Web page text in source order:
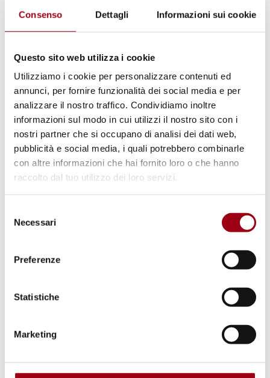
Consenso Dettagli Informazioni sui cookie
Questo sito web utilizza i cookie
Utilizziamo i cookie per personalizzare contenuti ed
annunci, per fornire funzionalità dei social media e per
analizzare il nostro traffico. Condividiamo inoltre
informazioni sul modo in cui utilizzi il nostro sito con i
nostri partner che si occupano di analisi dei dati web,
pubblicità e social media, i quali potrebbero combinarle
con altre informazioni che hai fornito loro o che hanno
raccolto dal tuo utilizzo dei loro servizi.
delNecessari
Preferenze
Statistiche
Marketing
ottobre 2018
20.09.2018
DIALOGO INTERCULTURALE
Building Resilience Against
Violent Extremism: pubblicati i
risultati
04.04.2018